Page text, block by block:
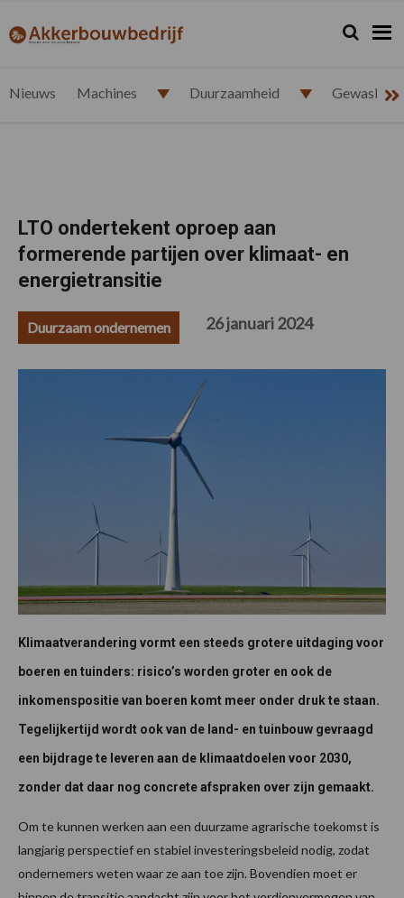
de
de
de
de
akkerbouwbedrijf.nl Zoeken...
Zoek
Nieuws Machines Duurzaamheid
LTO ondertekent oproep aan
formerende partijen over klimaat- en
energietransitie
Duurzaam ondernemen 26 januari 2024
Klimaatverandering vormt een steeds grotere uitdaging voor
boeren en tuinders: risico’s worden groter en ook de
inkomenspositie van boeren komt meer onder druk te staan.
Tegelijkertijd wordt ook van de land- en tuinbouw gevraagd
een bijdrage te leveren aan de klimaatdoelen voor 2030,
zonder dat daar nog concrete afspraken over zijn gemaakt.
Om te kunnen werken aan een duurzame agrarische toekomst is
langjarig perspectief en stabiel investeringsbeleid nodig, zodat
ondernemers weten waar ze aan toe zijn. Bovendien moet er